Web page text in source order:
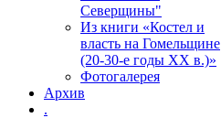
Северщины"
Из книги «Костел и
власть на Гомельщине
(20-30-е годы ХХ в.)»
Фотогалерея
Архив
.